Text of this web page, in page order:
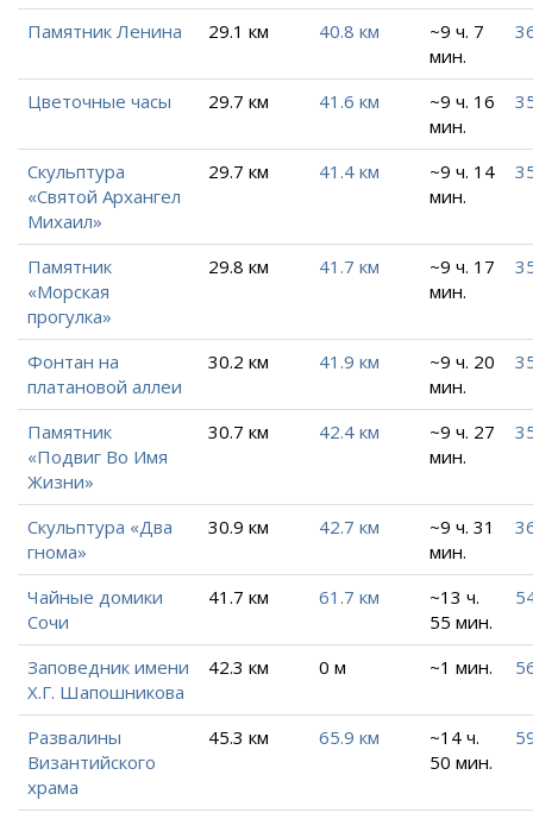
Памятник Ленина 29.1 км 40.8 км
~9 ч. 7
мин.
Цветочные часы 29.7 км 41.6 км
~9 ч. 16
мин.
Скульптура
«Святой Архангел
Михаил»
29.7 км 41.4 км
~9 ч. 14
мин.
Памятник
«Морская
прогулка»
29.8 км 41.7 км
~9 ч. 17
мин.
Фонтан на
платановой аллеи
30.2 км 41.9 км
~9 ч. 20
мин.
Памятник
«Подвиг Во Имя
Жизни»
30.7 км 42.4 км
~9 ч. 27
мин.
Скульптура «Два
гнома»
30.9 км 42.7 км
~9 ч. 31
мин.
Чайные домики
Сочи
41.7 км 61.7 км
~13 ч.
55 мин.
Заповедник имени
Х.Г. Шапошникова
42.3 км 0 м ~1 мин.
Развалины
Византийского
храма
45.3 км 65.9 км
~14 ч.
50 мин.